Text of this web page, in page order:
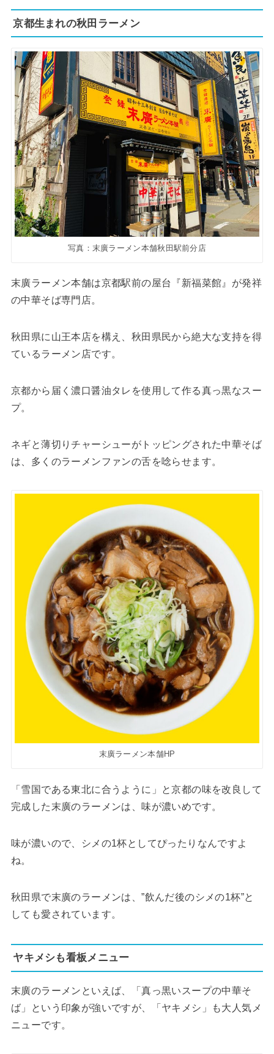
京都生まれの秋田ラーメン
写真：末廣ラーメン本舗秋田駅前分店
末廣ラーメン本舗は京都駅前の屋台『新福菜館』が発祥
の中華そば専門店。
秋田県に山王本店を構え、秋田県民から絶大な支持を得
ているラーメン店です。
京都から届く濃口醤油タレを使用して作る真っ黒なスー
プ。
ネギと薄切りチャーシューがトッピングされた中華そば
は、多くのラーメンファンの舌を唸らせます。
末廣ラーメン本舗HP
「雪国である東北に合うように」と京都の味を改良して
完成した末廣のラーメンは、味が濃いめです。
味が濃いので、シメの1杯としてぴったりなんですよ
ね。
秋田県で末廣のラーメンは、”飲んだ後のシメの1杯”と
しても愛されています。
ヤキメシも看板メニュー
末廣のラーメンといえば、「真っ黒いスープの中華そ
ば」という印象が強いですが、「ヤキメシ」も大人気メ
ニューです。